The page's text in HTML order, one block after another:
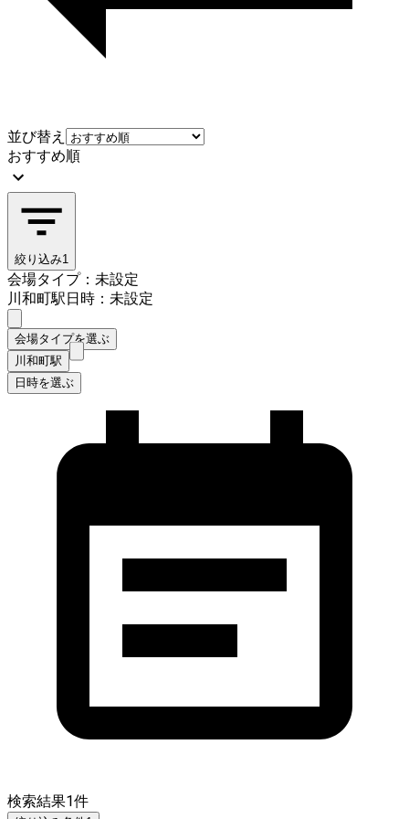
並び替え
おすすめ順
絞り込み1
会場タイプ：未設定
川和町駅日時：未設定
会場タイプを選ぶ
川和町駅
日時を選ぶ
検索結果1件